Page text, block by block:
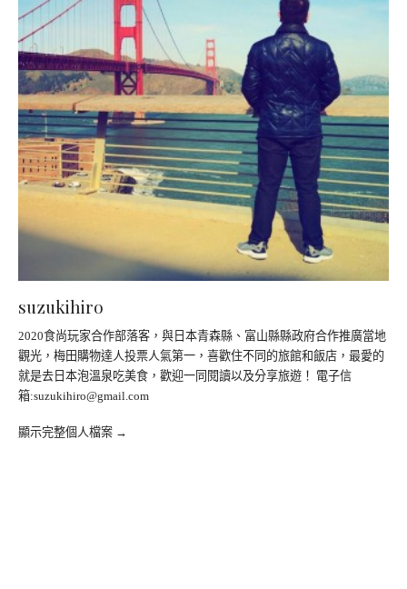
suzukihiro
2020食尚玩家合作部落客，與日本青森縣、富山縣縣政府合作推廣當地
觀光，梅田購物達人投票人氣第一，喜歡住不同的旅館和飯店，最愛的
就是去日本泡溫泉吃美食，歡迎一同閱讀以及分享旅遊！ 電子信
箱:suzukihiro@gmail.com
顯示完整個人檔案 →